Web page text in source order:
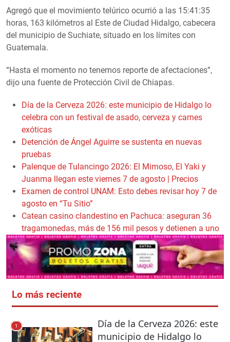
Agregó que el movimiento telúrico ocurrió a las 15:41:35
horas, 163 kilómetros al Este de Ciudad Hidalgo, cabecera
del municipio de Suchiate, situado en los límites con
Guatemala.
“Hasta el momento no tenemos reporte de afectaciones”,
dijo una fuente de Protección Civil de Chiapas.
Día de la Cerveza 2026: este municipio de Hidalgo lo
celebra con un festival de asado, cerveza y carnes
exóticas
Detención de Ángel Aguirre se sustenta en nuevas
pruebas
Palenque de Tulancingo 2026: El Mimoso, El Yaki y
Juanma llegan este viernes 7 de agosto | Precios
Examen de control UNAM: Esto debes revisar hoy 7 de
agosto en “Tu Sitio”
Catean casino clandestino en Pachuca: aseguran 36
tragamonedas, más de 156 mil pesos y detienen a uno
Lo más reciente
1
Día de la Cerveza 2026: este
municipio de Hidalgo lo